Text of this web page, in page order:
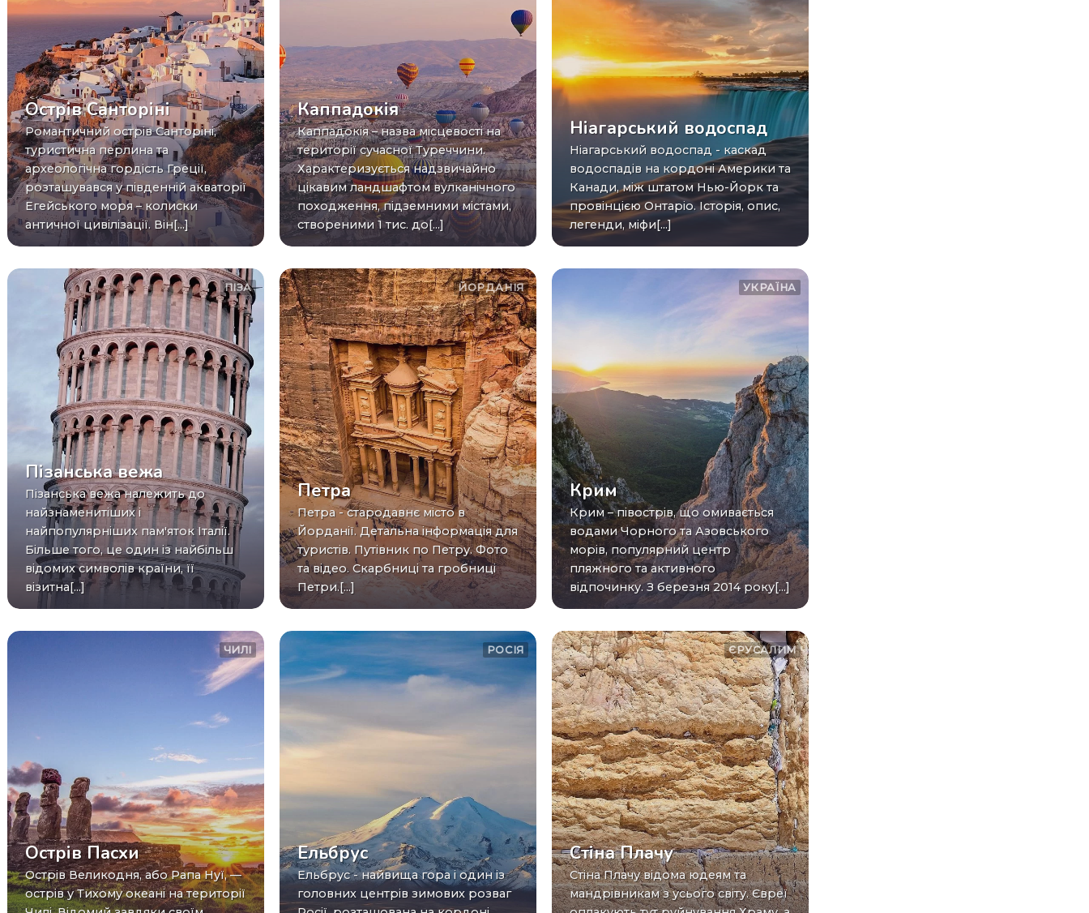
Острів Санторіні
Романтичний острів Санторіні,
туристична перлина та
археологічна гордість Греції,
розташувався у південній акваторії
Егейського моря – колиски
античної цивілізації. Він[...]
Каппадокія
Каппадокія – назва місцевості на
території сучасної Туреччини.
Характеризується надзвичайно
цікавим ландшафтом вулканічного
походження, підземними містами,
створеними 1 тис. до[...]
Ніагарський водоспад
Ніагарський водоспад - каскад
водоспадів на кордоні Америки та
Канади, між штатом Нью-Йорк та
провінцією Онтаріо. Історія, опис,
легенди, міфи[...]
ПІЗА
Пізанська вежа
Пізанська вежа належить до
найзнаменитіших і
найпопулярніших пам'яток Італії.
Більше того, це один із найбільш
відомих символів країни, її
візитна[...]
ЙОРДАНІЯ
Петра
Петра - стародавнє місто в
Йорданії. Детальна інформація для
туристів. Путівник по Петру. Фото
та відео. Скарбниці та гробниці
Петри.[...]
УКРАЇНА
Крим
Крим – півострів, що омивається
водами Чорного та Азовського
морів, популярний центр
пляжного та активного
відпочинку. З березня 2014 року[...]
ЧИЛІ
Острів Пасхи
Острів Великодня, або Рапа Нуї, —
острів у Тихому океані на території
РОСІЯ
Ельбрус
Ельбрус - найвища гора і один із
головних центрів зимових розваг
ЄРУСАЛИМ
Стіна Плачу
Стіна Плачу відома юдеям та
мандрівникам з усього світу. Євреї